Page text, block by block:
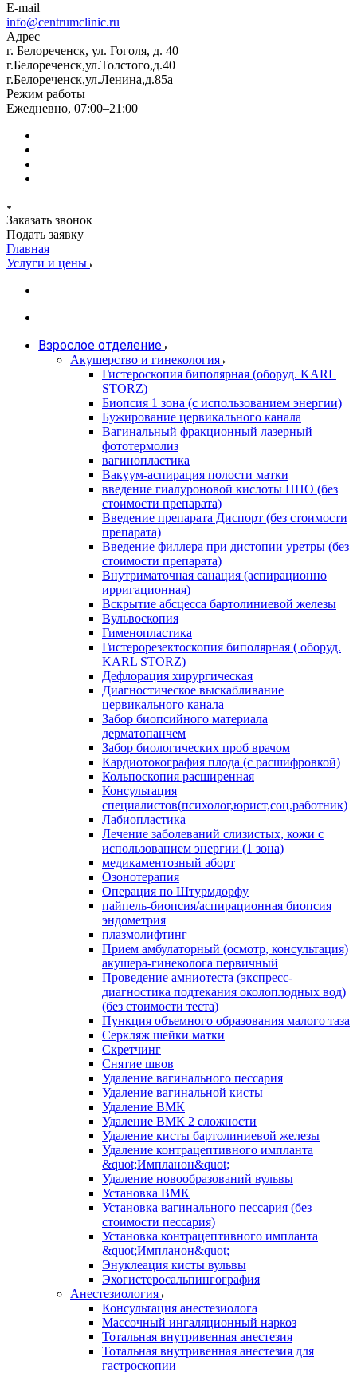
E-mail
info@centrumclinic.ru
Адрес
г. Белореченск, ул. Гоголя, д. 40
г.Белореченск,ул.Толстого,д.40
г.Белореченск,ул.Ленина,д.85а
Режим работы
Ежедневно, 07:00–21:00
Заказать звонок
Подать заявку
Главная
Услуги и цены
Взрослое отделение
Акушерство и гинекология
Гистероскопия биполярная (оборуд. KARL
STORZ)
Биопсия 1 зона (с использованием энергии)
Бужирование цервикального канала
Вагинальный фракционный лазерный
фототермолиз
вагинопластика
Вакуум-аспирация полости матки
введение гиалуроновой кислоты НПО (без
стоимости препарата)
Введение препарата Диспорт (без стоимости
препарата)
Введение филлера при дистопии уретры (без
стоимости препарата)
Внутриматочная санация (аспирационно
ирригационная)
Вскрытие абсцесса бартолиниевой железы
Вульвоскопия
Гименопластика
Гистерорезектоскопия биполярная ( оборуд.
KARL STORZ)
Дефлорация хирургическая
Диагностическое выскабливание
цервикального канала
Забор биопсийного материала
дерматопанчем
Забор биологических проб врачом
Кардиотокография плода (с расшифровкой)
Кольпоскопия расширенная
Консультация
специалистов(психолог,юрист,соц.работник)
Лабиопластика
Лечение заболеваний слизистых, кожи с
использованием энергии (1 зона)
медикаментозный аборт
Озонотерапия
Операция по Штурмдорфу
пайпель-биопсия/аспирационная биопсия
эндометрия
плазмолифтинг
Прием амбулаторный (осмотр, консультация)
акушера-гинеколога первичный
Проведение амниотеста (экспресс-
диагностика подтекания околоплодных вод)
(без стоимости теста)
Пункция объемного образования малого таза
Серкляж шейки матки
Скретчинг
Снятие швов
Удаление вагинального пессария
Удаление вагинальной кисты
Удаление ВМК
Удаление ВМК 2 сложности
Удаление кисты бартолиниевой железы
Удаление контрацептивного импланта
&quot;Импланон&quot;
Удаление новообразований вульвы
Установка ВМК
Установка вагинального пессария (без
стоимости пессария)
Установка контрацептивного импланта
&quot;Импланон&quot;
Энуклеация кисты вульвы
Эхогистеросальпингография
Анестезиология
Консультация анестезиолога
Массочный ингаляционный наркоз
Тотальная внутривенная анестезия
Тотальная внутривенная анестезия для
гастроскопии